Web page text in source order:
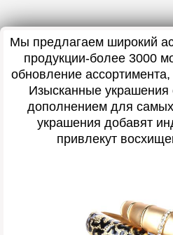
Мы предлагаем широкий
продукции-более 3000
обновление
Изысканные украшения
дополнением для
украшения добавят
привлекут